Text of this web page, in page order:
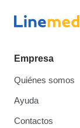
Empresa
Quiénes somos
Ayuda
Contactos